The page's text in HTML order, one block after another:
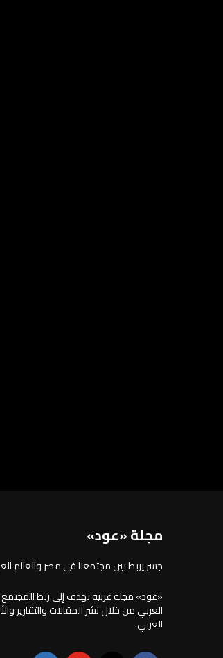
مجلة «عود»
جسر يربط بين مجتمعنا في مصر والعالم
«عود» مجلة عربية تهدف إلى ربط المجتمع
العربي من خلال نشر المقالات والتقارير
العربي.